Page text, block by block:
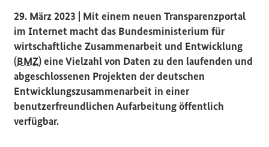
29. März 2023 | Mit einem neuen Transparenzportal
im Internet macht das Bundesministerium für
wirtschaftliche Zusammenarbeit und Entwicklung
(BMZ) eine Vielzahl von Daten zu den laufenden und
abgeschlossenen Projekten der deutschen
Entwicklungszusammenarbeit in einer
benutzerfreundlichen Aufarbeitung öffentlich
verfügbar.